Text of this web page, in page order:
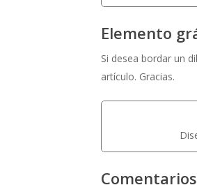
Elemento
Si desea bordar un
artículo. Gracias.